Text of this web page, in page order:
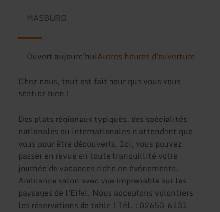
MASBURG
Ouvert aujourd'huiAutres heures d'ouverture
Chez nous, tout est fait pour que vous vous
sentiez bien !
Des plats régionaux typiques, des spécialités
nationales ou internationales n'attendent que
vous pour être découverts. Ici, vous pouvez
passer en revue en toute tranquillité votre
journée de vacances riche en événements.
Ambiance salon avec vue imprenable sur les
paysages de l'Eifel. Nous acceptons volontiers
les réservations de table ! Tél. : 02653-6131